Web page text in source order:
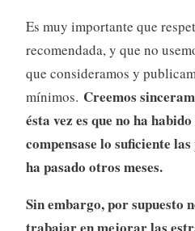
Es muy importante que
recomendada, y que no
que consideramos y
mínimos. Creemos
ésta vez es que no ha
compensase lo suficiente
ha pasado otros meses.
Sin embargo, por supuesto